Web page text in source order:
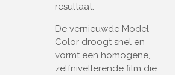
resultaat.
De vernieuwde Model
Color droogt snel en
vormt een homogene,
zelfnivellerende film die